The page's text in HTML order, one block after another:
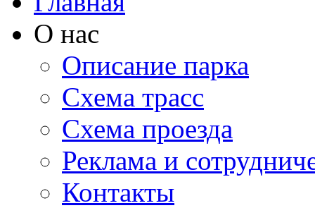
О нас
Описание парка
Схема трасс
Схема проезда
Реклама и
Контакты